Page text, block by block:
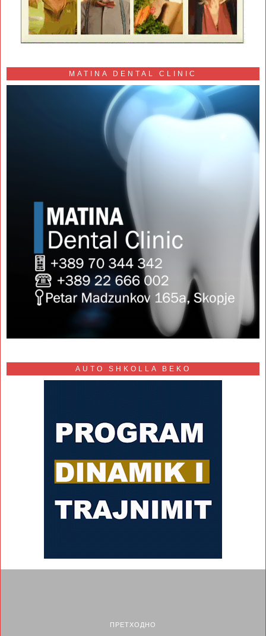
MATINA DENTAL CLINIC
AUTO SHKOLLA BEKO
ПРЕТХОДНО